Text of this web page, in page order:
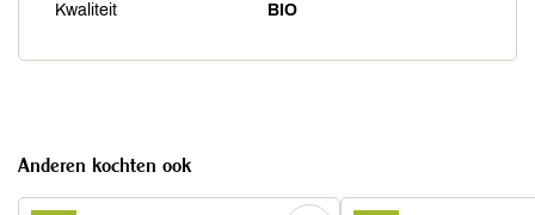
Kwaliteit BIO
Anderen kochten ook